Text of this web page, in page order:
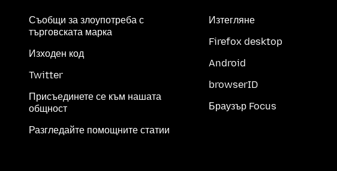
Съобщи за злоупотреба с
търговската марка
Изходен код
Twitter
Присъединете се към нашата
общност
Разгледайте помощните статии
Изтегляне
Firefox desktop
Android
browserID
Браузър Focus